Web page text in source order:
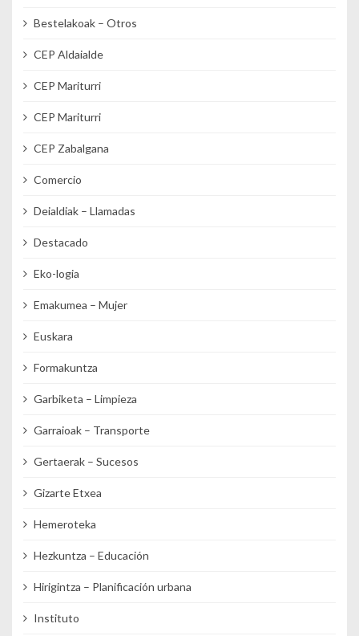
Bestelakoak – Otros
CEP Aldaialde
CEP Mariturri
CEP Mariturri
CEP Zabalgana
Comercio
Deialdiak – Llamadas
Destacado
Eko-logia
Emakumea – Mujer
Euskara
Formakuntza
Garbiketa – Limpieza
Garraioak – Transporte
Gertaerak – Sucesos
Gizarte Etxea
Hemeroteka
Hezkuntza – Educación
Hirigintza – Planificación urbana
Instituto